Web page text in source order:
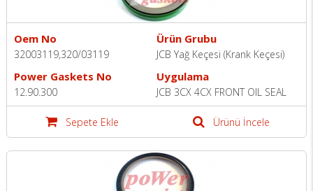
Oem No
32003119,320/03119
Ürün Grubu
JCB Yağ Keçesi (Krank Keçesi)
Power Gaskets No
12.90.300
Uygulama
JCB 3CX 4CX FRONT OIL SEAL
Sepete Ekle Ürünü İncele